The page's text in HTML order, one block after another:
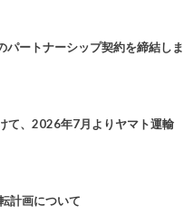
パートナーシップ契約を締結しま
て、2026年7月よりヤマト運輸
計画について